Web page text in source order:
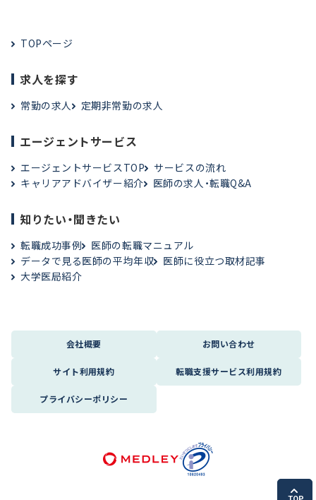
TOPページ
求人を探す
常勤の求人 定期非常勤の求人
エージェントサービス
エージェントサービスTOP
サービスの流れ
キャリアアドバイザー紹介
医師の求人・転職Q&A
知りたい・聞きたい
転職成功事例
医師の転職マニュアル
データで見る医師の平均年収
医師に役立つ取材記事
大学医局紹介
会社概要 お問い合わせ
サイト利用規約 転職支援サービス利用規約
プライバシーポリシー